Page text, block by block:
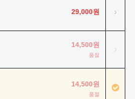
29,000원 ›
14,500원
품절
›
14,500원
품절